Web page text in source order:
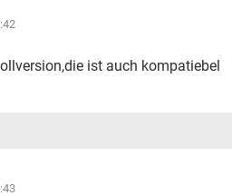
ist auch kompatiebel